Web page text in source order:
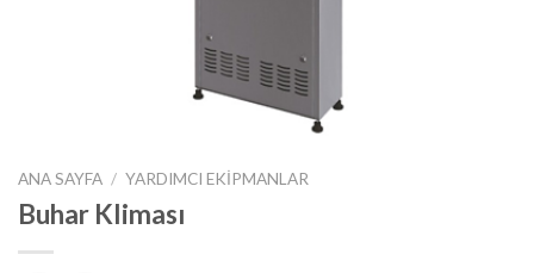
ANA SAYFA / YARDIMCI EKIPMANLAR
Buhar Kliması